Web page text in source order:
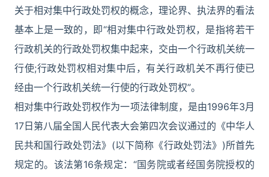
关于相对集中行政处罚权的概念，理论界、执法界的看法
基本上是一致的，即“相对集中行政处罚权，是指将若干
行政机关的行政处罚权集中起来，交由一个行政机关统一
行使;行政处罚权相对集中后，有关行政机关不再行使已
经由一个行政机关统一行使的行政处罚权”。
相对集中行政处罚权作为一项法律制度，是由1996年3月
17日第八届全国人民代表大会第四次会议通过的《中华人
民共和国行政处罚法》(以下简称《行政处罚法》)所首先
规定的。该法第16条规定：“国务院或者经国务院授权的